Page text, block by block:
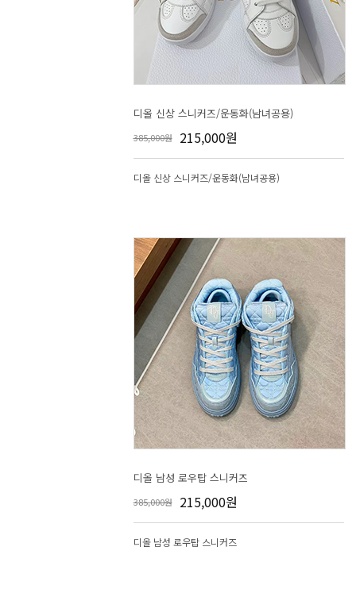
디올 신상 스니커즈/운동화(남녀공용)
385,000원 215,000원
디올 신상 스니커즈/운동화(남녀공용)
디올 남성 로우탑 스니커즈
385,000원 215,000원
디올 남성 로우탑 스니커즈